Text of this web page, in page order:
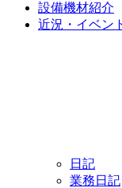
設備機材紹介
近況・イベン
日記
業務日記